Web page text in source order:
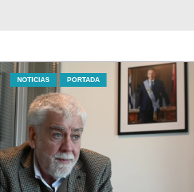
NOTICIAS PORTADA